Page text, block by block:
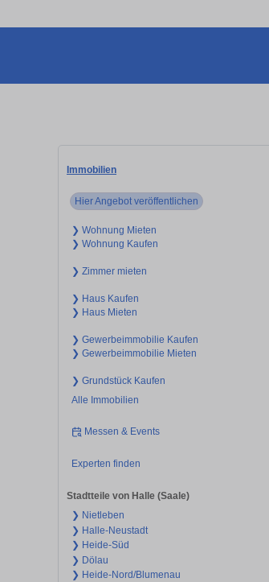
Immobilien
Hier Angebot veröffentlichen
❯ Wohnung Mieten
❯ Wohnung Kaufen
❯ Zimmer mieten
❯ Haus Kaufen
❯ Haus Mieten
❯ Gewerbeimmobilie Kaufen
❯ Gewerbeimmobilie Mieten
❯ Grundstück Kaufen
Alle Immobilien
Messen & Events
Experten finden
Stadtteile von Halle (Saale)
❯ Nietleben
❯ Halle-Neustadt
❯ Heide-Süd
❯ Dölau
❯ Heide-Nord/Blumenau